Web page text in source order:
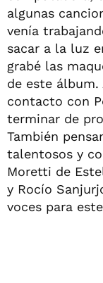
algunas
venía
sacar a la luz
grabé las
de este álbum.
contacto con
terminar de
También
talentosos y
Moretti de
y Rocío
voces para